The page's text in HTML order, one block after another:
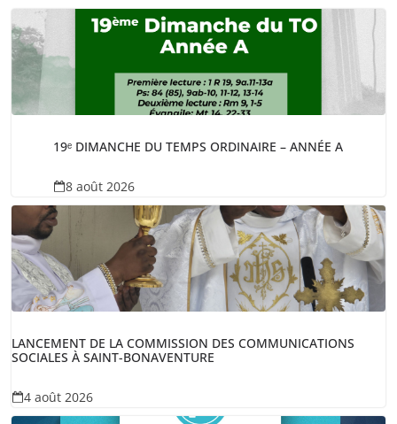
19ᵉ DIMANCHE DU TEMPS ORDINAIRE – ANNÉE A
8 août 2026
LANCEMENT DE LA COMMISSION DES COMMUNICATIONS
SOCIALES À SAINT-BONAVENTURE
4 août 2026